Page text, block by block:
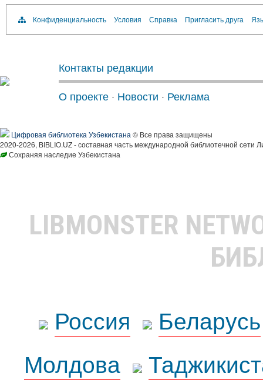
Конфиденциальность Условия Справка Пригласить друга
Контакты редакции
О проекте · Новости · Реклама
Цифровая библиотека Узбекистана © Все права защищены
2020-2026, BIBLIO.UZ - составная часть международной библиотечной сети
Сохраняя наследие Узбекистана
LIBMONSTER
Россия
Беларусь
Молдова